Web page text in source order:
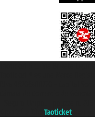
Taoticket